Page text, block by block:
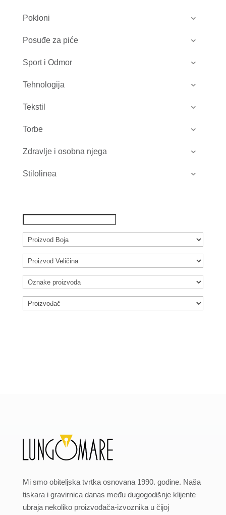
Pokloni
Posuđe za piće
Sport i Odmor
Tehnologija
Tekstil
Torbe
Zdravlje i osobna njega
Stilolinea
Mi smo obiteljska tvrtka osnovana 1990. godine. Naša
tiskara i gravirnica danas među dugogodišnje klijente
ubraja nekoliko proizvođača-izvoznika u čijoj